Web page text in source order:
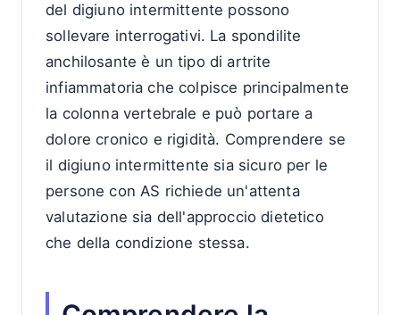
del digiuno intermittente possono
sollevare interrogativi. La spondilite
anchilosante è un tipo di artrite
infiammatoria che colpisce principalmente
la colonna vertebrale e può portare a
dolore cronico e rigidità. Comprendere se
il digiuno intermittente sia sicuro per le
persone con AS richiede un'attenta
valutazione sia dell'approccio dietetico
che della condizione stessa.